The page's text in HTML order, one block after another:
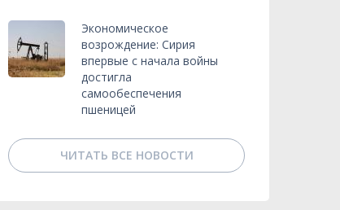
Экономическое
возрождение: Сирия
впервые с начала войны
достигла
самообеспечения
пшеницей
ЧИТАТЬ ВСЕ НОВОСТИ